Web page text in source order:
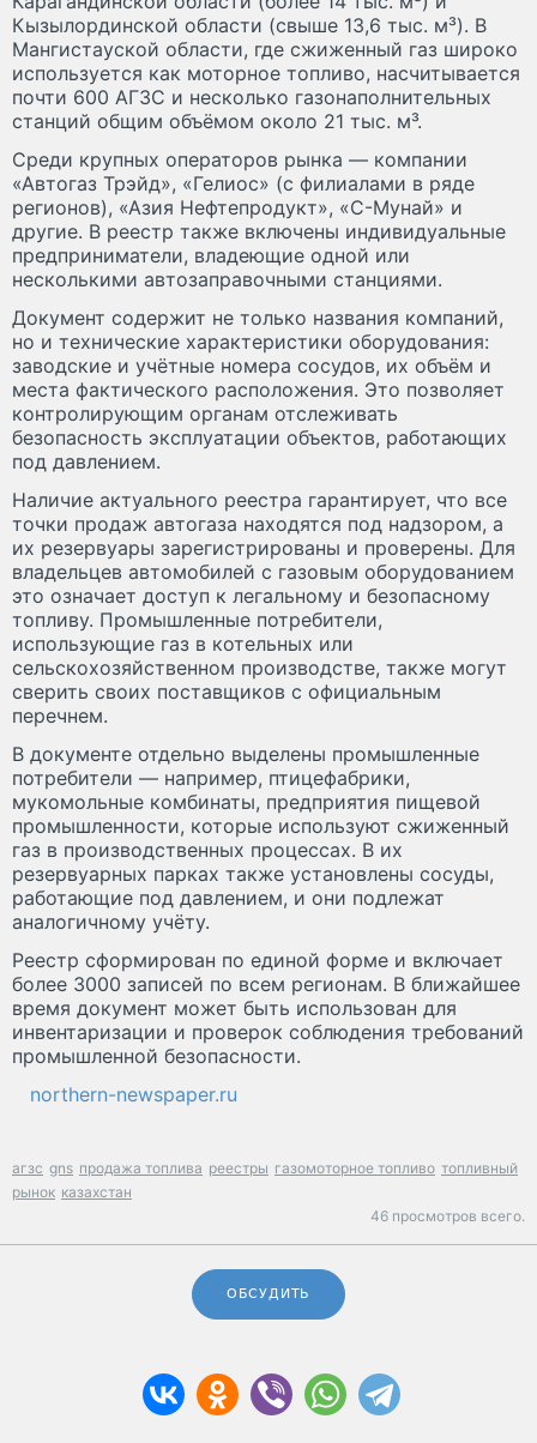
Кызылординской области (свыше 13,6 тыс. м³). В
Мангистауской области, где сжиженный газ широко
используется как моторное топливо, насчитывается
почти 600 АГЗС и несколько газонаполнительных
станций общим объёмом около 21 тыс. м³.
Среди крупных операторов рынка — компании
«Автогаз Трэйд», «Гелиос» (с филиалами в ряде
регионов), «Азия Нефтепродукт», «С-Мунай» и
другие. В реестр также включены индивидуальные
предприниматели, владеющие одной или
несколькими автозаправочными станциями.
Документ содержит не только названия компаний,
но и технические характеристики оборудования:
заводские и учётные номера сосудов, их объём и
места фактического расположения. Это позволяет
контролирующим органам отслеживать
безопасность эксплуатации объектов, работающих
под давлением.
Наличие актуального реестра гарантирует, что все
точки продаж автогаза находятся под надзором, а
их резервуары зарегистрированы и проверены. Для
владельцев автомобилей с газовым оборудованием
это означает доступ к легальному и безопасному
топливу. Промышленные потребители,
использующие газ в котельных или
сельскохозяйственном производстве, также могут
сверить своих поставщиков с официальным
перечнем.
В документе отдельно выделены промышленные
потребители — например, птицефабрики,
мукомольные комбинаты, предприятия пищевой
промышленности, которые используют сжиженный
газ в производственных процессах. В их
резервуарных парках также установлены сосуды,
работающие под давлением, и они подлежат
аналогичному учёту.
Реестр сформирован по единой форме и включает
более 3000 записей по всем регионам. В ближайшее
время документ может быть использован для
инвентаризации и проверок соблюдения требований
промышленной безопасности.
northern-newspaper.ru
агзс gns продажа топлива реестры газомоторное топливо топливный
рынок казахстан
46 просмотров всего.
ОБСУДИТЬ